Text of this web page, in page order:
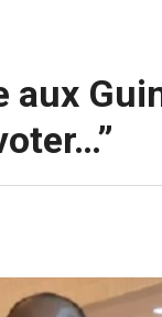
aux